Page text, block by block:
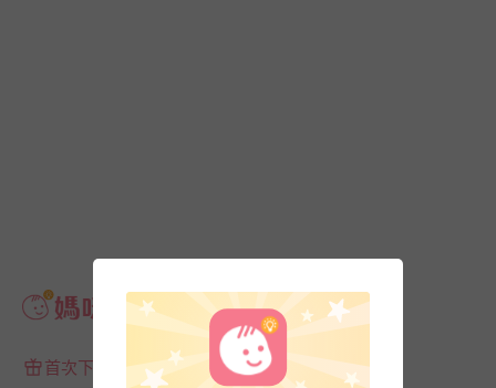
首次下載APP送$100折價券